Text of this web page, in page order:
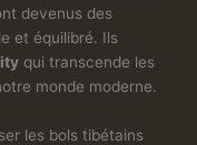
devenus des
et équilibré. Ils
qui transcende les
monde moderne.
les bols tibétains